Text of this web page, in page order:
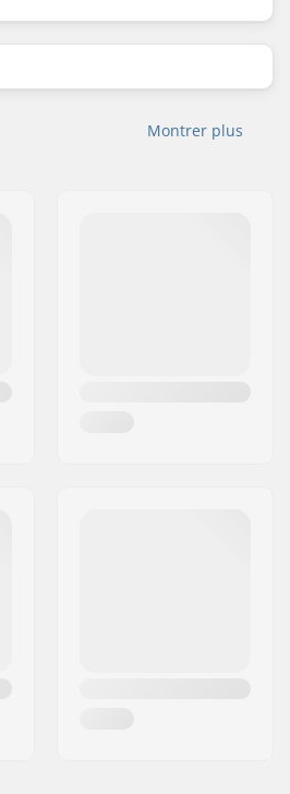
Montrer plus